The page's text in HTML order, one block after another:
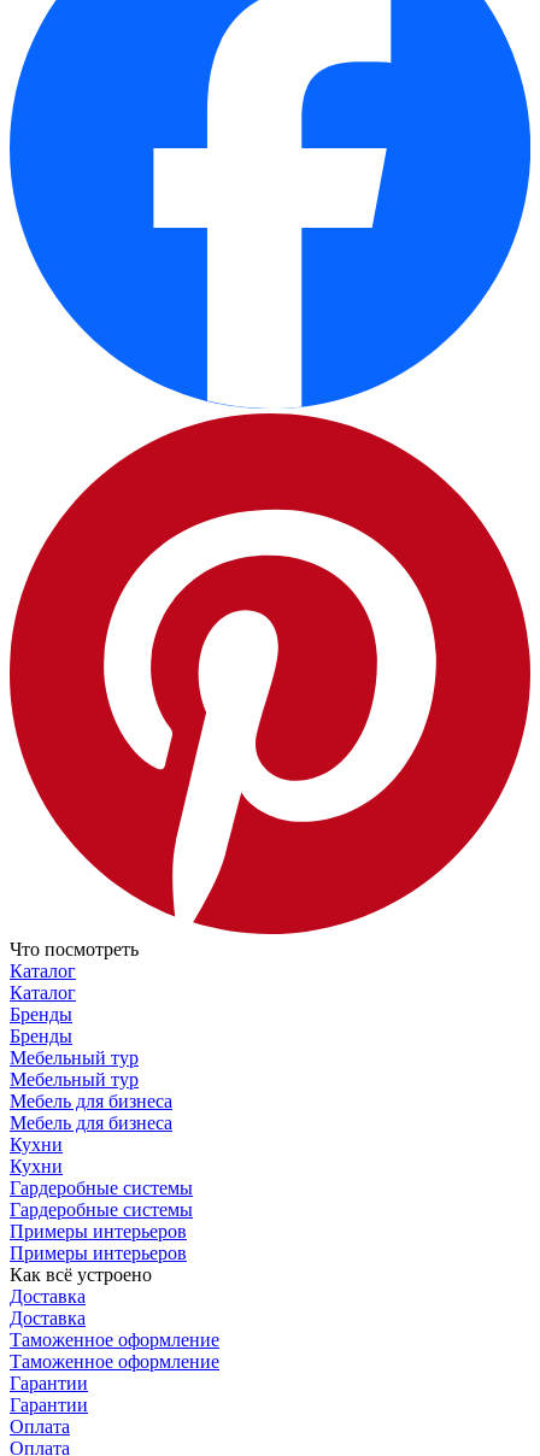
Что посмотреть
Каталог
Каталог
Бренды
Бренды
Мебельный тур
Мебельный тур
Мебель для бизнеса
Мебель для бизнеса
Кухни
Кухни
Гардеробные системы
Гардеробные системы
Примеры интерьеров
Примеры интерьеров
Как всё устроено
Доставка
Доставка
Таможенное оформление
Таможенное оформление
Гарантии
Гарантии
Оплата
Оплата